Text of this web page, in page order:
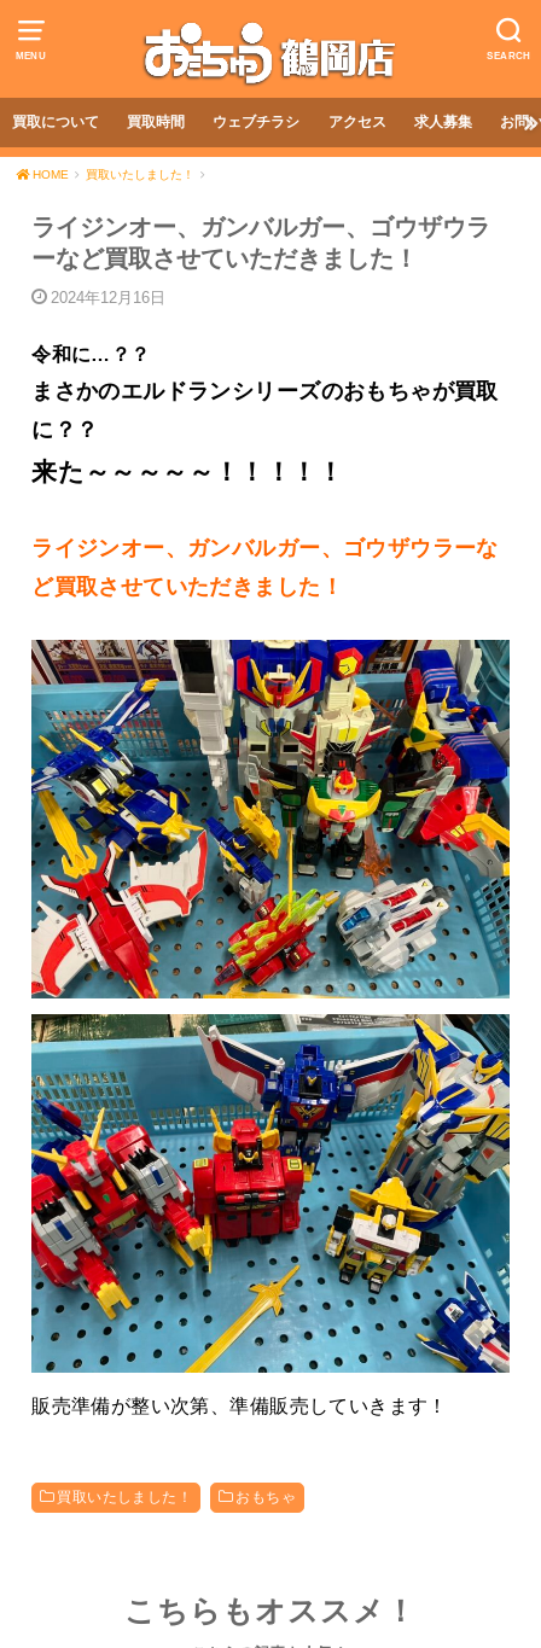
MENU SEARCH
買取について 買取時間 ウェブチラシ アクセス 求人募集 お問
HOME 買取いたしました！
ライジンオー、ガンバルガー、ゴウザウラ
ーなど買取させていただきました！
2024年12月16日
令和に…？？
まさかのエルドランシリーズのおもちゃが買取
に？？
来た～～～～～！！！！！
ライジンオー、ガンバルガー、ゴウザウラーな
ど買取させていただきました！
販売準備が整い次第、準備販売していきます！
買取いたしました！ おもちゃ
こちらもオススメ！